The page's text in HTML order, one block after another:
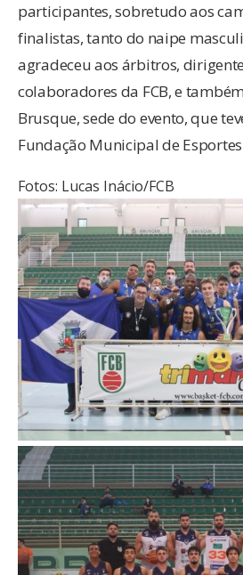
participantes, sobretudo aos
finalistas, tanto do naipe
agradeceu aos árbitros,
colaboradores da FCB, e
Brusque, sede do evento, que
Fundação Municipal de
Fotos: Lucas Inácio/FCB